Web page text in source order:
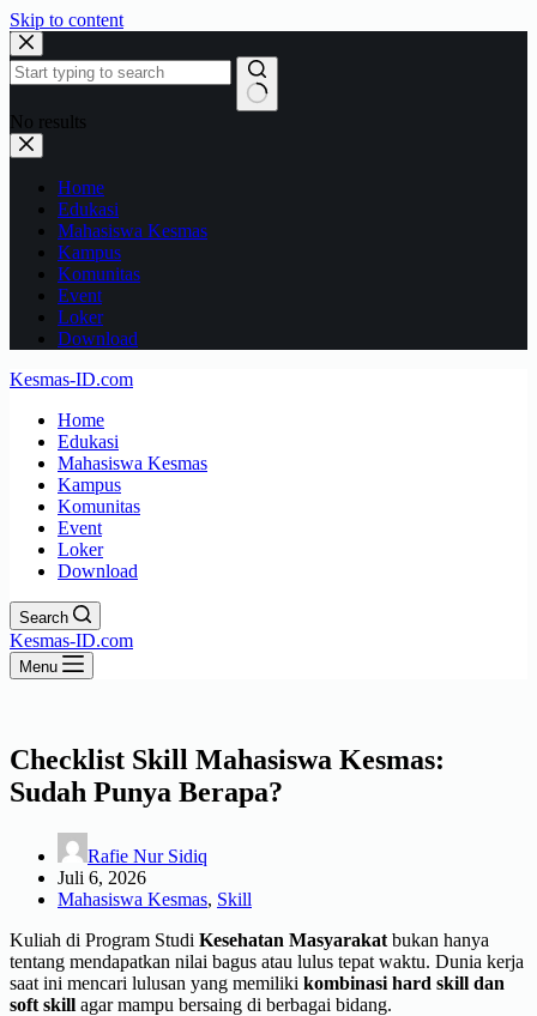
Skip to content
No results
Home
Edukasi
Mahasiswa Kesmas
Kampus
Komunitas
Event
Loker
Download
Kesmas-ID.com
Home
Edukasi
Mahasiswa Kesmas
Kampus
Komunitas
Event
Loker
Download
Search
Kesmas-ID.com
Menu
Checklist Skill Mahasiswa Kesmas:
Sudah Punya Berapa?
Rafie Nur Sidiq
Juli 6, 2026
Mahasiswa Kesmas, Skill
Kuliah di Program Studi Kesehatan Masyarakat bukan hanya
tentang mendapatkan nilai bagus atau lulus tepat waktu. Dunia kerja
saat ini mencari lulusan yang memiliki kombinasi hard skill dan
soft skill agar mampu bersaing di berbagai bidang.